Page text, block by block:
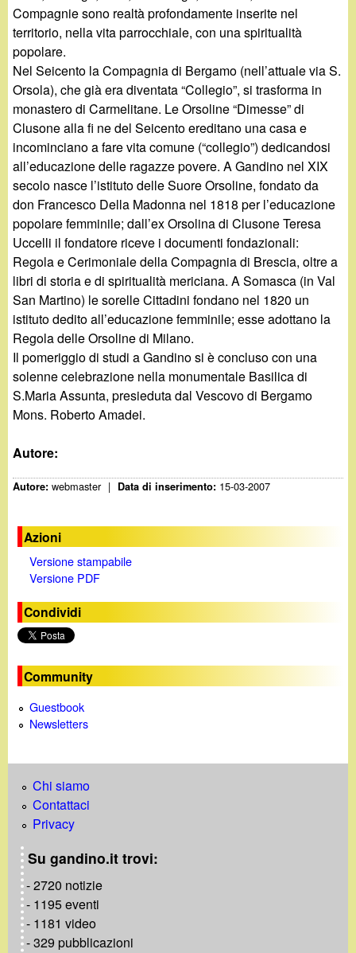
Compagnie sono realtà profondamente inserite nel
territorio, nella vita parrocchiale, con una spiritualità
popolare.
Nel Seicento la Compagnia di Bergamo (nell’attuale via S.
Orsola), che già era diventata “Collegio”, si trasforma in
monastero di Carmelitane. Le Orsoline “Dimesse” di
Clusone alla fi ne del Seicento ereditano una casa e
incominciano a fare vita comune (“collegio”) dedicandosi
all’educazione delle ragazze povere. A Gandino nel XIX
secolo nasce l’istituto delle Suore Orsoline, fondato da
don Francesco Della Madonna nel 1818 per l’educazione
popolare femminile; dall’ex Orsolina di Clusone Teresa
Uccelli il fondatore riceve i documenti fondazionali:
Regola e Cerimoniale della Compagnia di Brescia, oltre a
libri di storia e di spiritualità mericiana. A Somasca (in Val
San Martino) le sorelle Cittadini fondano nel 1820 un
istituto dedito all’educazione femminile; esse adottano la
Regola delle Orsoline di Milano.
Il pomeriggio di studi a Gandino si è concluso con una
solenne celebrazione nella monumentale Basilica di
S.Maria Assunta, presieduta dal Vescovo di Bergamo
Mons. Roberto Amadei.
Autore:
Autore:webmaster | Data di inserimento: 15-03-2007
Azioni
Versione stampabile
Versione PDF
Condividi
Community
Guestbook
Newsletters
Chi siamo
Contattaci
Privacy
Su gandino.it trovi:
- 2720 notizie
- 1195 eventi
- 1181 video
- 329 pubblicazioni